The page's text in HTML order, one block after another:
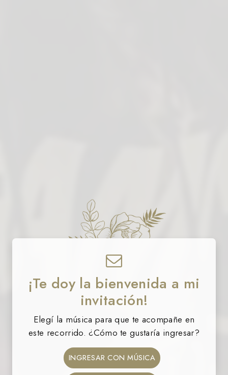
¡Te doy la bienvenida a mi
invitación!
Elegí la música para que te acompañe en
este recorrido. ¿Cómo te gustaría ingresar?
INGRESAR CON MÚSICA